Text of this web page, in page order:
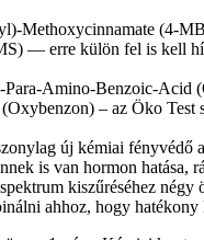
Methoxycinnamate (4-
— erre külön fel is kell
Amino-Benzoic-Acid
– az Öko Test
új kémiai fényvédő
is van hormon hatása,
kiszűréséhez négy
ahhoz, hogy hatékony